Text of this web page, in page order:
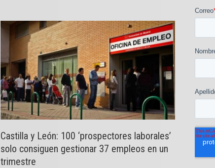
Castilla y León: 100 ‘prospectores laborales’
solo consiguen gestionar 37 empleos en un
trimestre